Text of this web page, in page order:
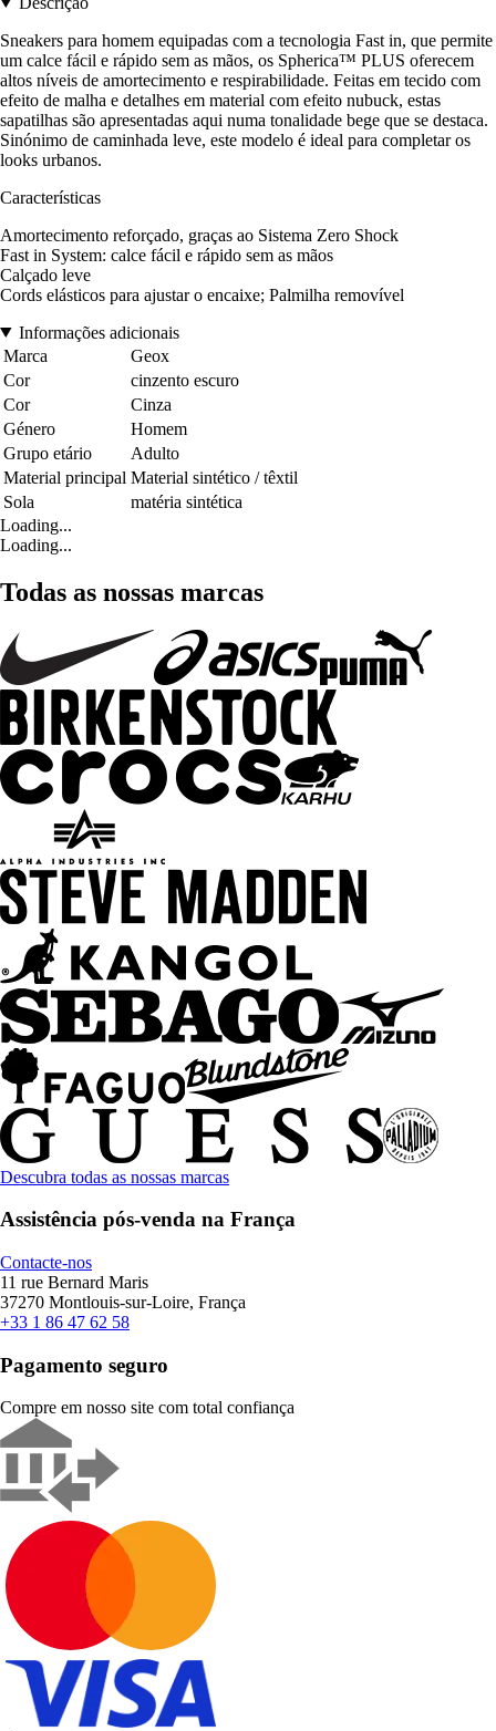
Sneakers para homem equipadas com a tecnologia Fast in, que permite
um calce fácil e rápido sem as mãos, os Spherica™ PLUS oferecem
altos níveis de amortecimento e respirabilidade. Feitas em tecido com
efeito de malha e detalhes em material com efeito nubuck, estas
sapatilhas são apresentadas aqui numa tonalidade bege que se destaca.
Sinónimo de caminhada leve, este modelo é ideal para completar os
looks urbanos.
Características
Amortecimento reforçado, graças ao Sistema Zero Shock
Fast in System: calce fácil e rápido sem as mãos
Calçado leve
Cords elásticos para ajustar o encaixe; Palmilha removível
Informações adicionais
Marca
Geox
Cor
cinzento escuro
Cor
Cinza
Género
Homem
Grupo etário
Adulto
Material principal Material sintético / têxtil
Sola
matéria sintética
Loading...
Loading...
Todas as nossas marcas
Descubra todas as nossas marcas
Assistência pós-venda na França
Contacte-nos
11 rue Bernard Maris
37270 Montlouis-sur-Loire, França
+33 1 86 47 62 58
Pagamento seguro
Compre em nosso site com total confiança